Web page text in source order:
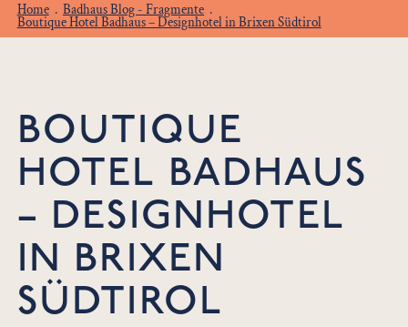
Home . Badhaus Blog - Fragmente .
Boutique Hotel Badhaus – Designhotel in Brixen Südtirol
BOUTIQUE
HOTEL BADHAUS
– DESIGNHOTEL
IN BRIXEN
SÜDTIROL